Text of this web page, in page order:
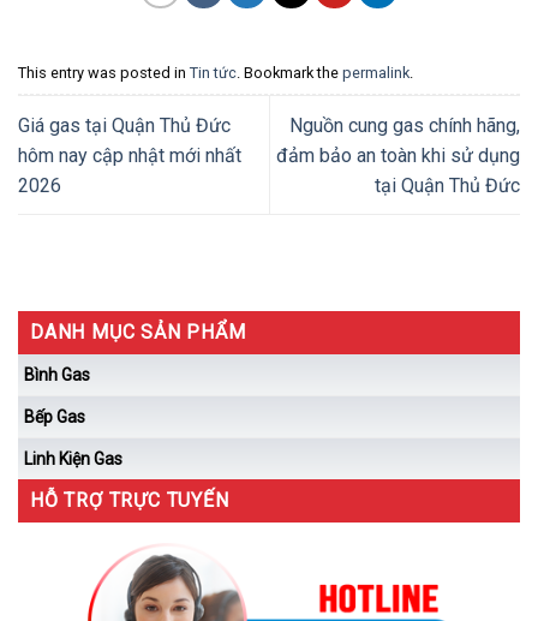
This entry was posted in Tin tức . Bookmark the permalink
Giá gas tại Quận Thủ Đức
hôm nay cập nhật mới nhất
2026
Nguồn cung gas chính hãng,
đảm bảo an toàn khi sử dụng
tại Quận Thủ Đức
DANH MỤC SẢN PHẨM
Bình Gas
Bếp Gas
Linh Kiện Gas
HỖ TRỢ TRỰC TUYẾN